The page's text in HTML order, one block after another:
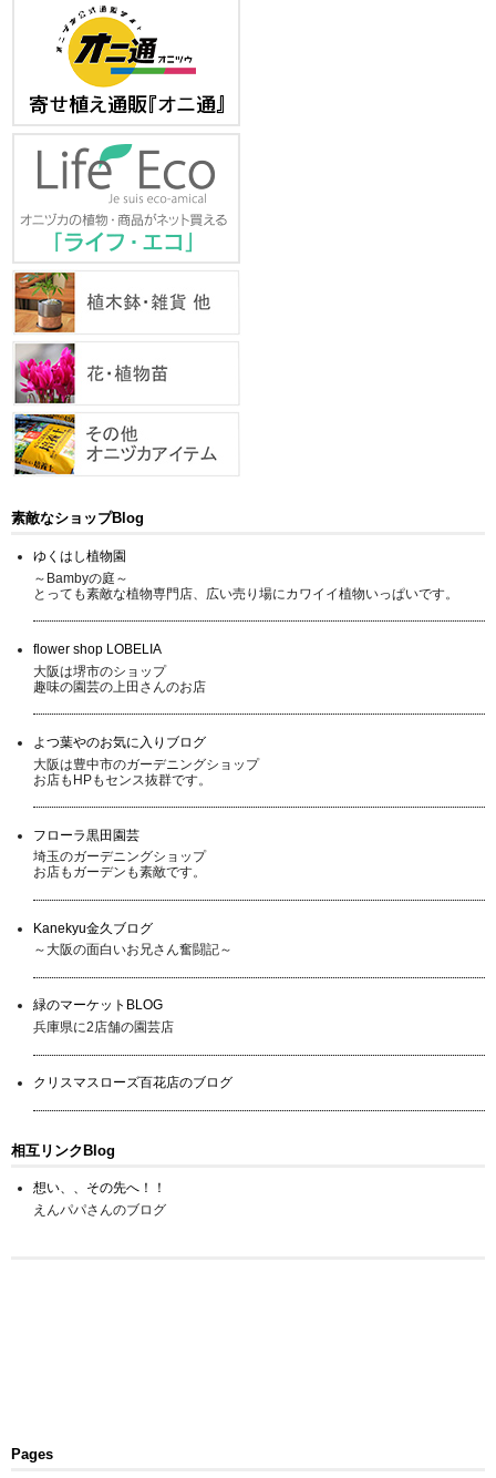
素敵なショップBlog
ゆくはし植物園
～Bambyの庭～
とっても素敵な植物専門店、広い売り場にカワイイ植物いっぱいです。
flower shop LOBELIA
大阪は堺市のショップ
趣味の園芸の上田さんのお店
よつ葉やのお気に入りブログ
大阪は豊中市のガーデニングショップ
お店もHPもセンス抜群です。
フローラ黒田園芸
埼玉のガーデニングショップ
お店もガーデンも素敵です。
Kanekyu金久ブログ
～大阪の面白いお兄さん奮闘記～
緑のマーケットBLOG
兵庫県に2店舗の園芸店
クリスマスローズ百花店のブログ
相互リンクBlog
想い、、その先へ！！
えんパパさんのブログ
Pages